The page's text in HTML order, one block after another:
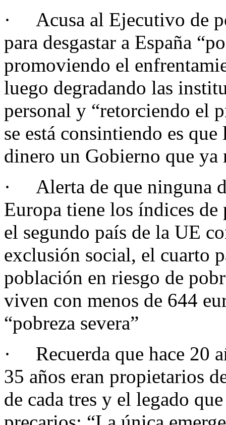
· Acusa al Ejecutivo de
para desgastar a España
promoviendo el
luego degradando las
personal y “retorciendo el
se está consintiendo es
dinero un Gobierno que ya
· Alerta de que ninguna
Europa tiene los índices de
el segundo país de la UE
exclusión social, el cuarto
población en riesgo de
viven con menos de 644
“pobreza severa”
· Recuerda que hace 20
35 años eran propietarios
de cada tres y el legado